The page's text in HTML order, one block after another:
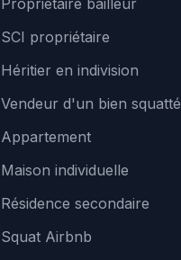
Propriétaire bailleur
SCI propriétaire
Héritier en indivision
Vendeur d'un bien squatté
Appartement
Maison individuelle
Résidence secondaire
Squat Airbnb